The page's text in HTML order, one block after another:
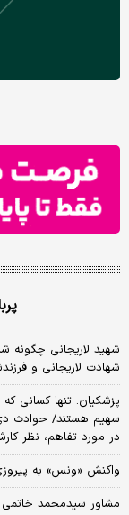
شهید لاریجانی چگونه
شهادت لاریجانی و
پزشکیان: تنها کسانی که
سهیم هستند/ حوادث
در مورد تفاهم، نظر
واکنش «ونس» به
مشاور سیدمحمد